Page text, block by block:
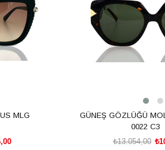
MLG
GÜNEŞ GÖZLÜĞÜ
0022 C3
₺13.054,00